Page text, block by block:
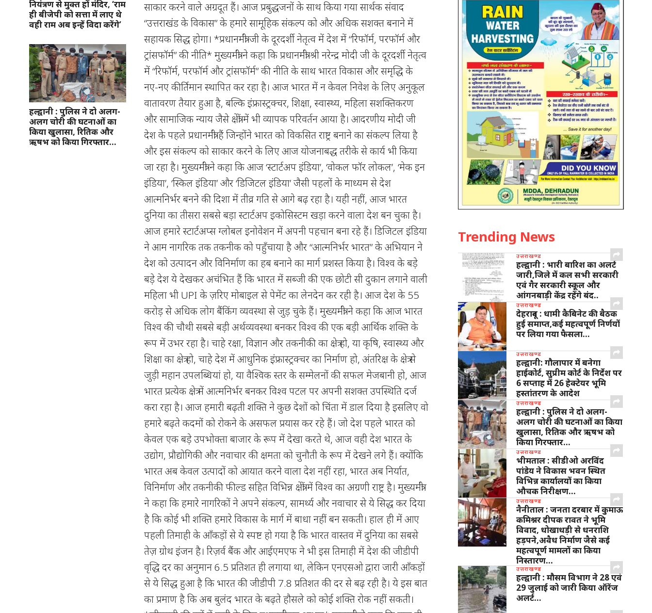
नियंत्रण से मुक्त हों मंदिर, ‘राम
ही बीजेपी को सत्ता में लाए थे
वही राम अब इन्हें विदा करेंगे’
हल्द्वानी : पुलिस ने दो अलग-
अलग चोरी की घटनाओं का
किया खुलासा, रितिक और
ऋषभ को किया गिरफ्तार…
Trending News
उत्तराखण्ड
हल्द्वानी : भारी बारिश का अलर्ट
जारी,जिले में कल सभी सरकारी
एवं गैर सरकारी स्कूल और
आंगनबाड़ी केंद्र रहेंगे बंद..
उत्तराखण्ड
देहरादून : धामी कैबिनेट की बैठक
हुई समाप्त,कई महत्वपूर्ण निर्णयों
पर लिया गया फैसला…
उत्तराखण्ड
हल्द्वानी: गौलापार में बनेगा
हाईकोर्ट, सुप्रीम कोर्ट के निर्देश पर
6 सप्ताह में 26 हेक्टेयर भूमि
हस्तांतरण के आदेश
उत्तराखण्ड
हल्द्वानी : पुलिस ने दो अलग-
अलग चोरी की घटनाओं का किया
खुलासा, रितिक और ऋषभ को
किया गिरफ्तार…
उत्तराखण्ड
भीमताल : सीडीओ अरविंद
पांडेय ने विकास भवन स्थित
विभिन्न कार्यालयों का किया
औचक निरीक्षण…
उत्तराखण्ड
नैनीताल : जनता दरबार में कुमाऊ
कमिश्नर दीपक रावत ने भूमि
विवाद, धोखाधड़ी से धनराशि
हड़पने,अवैध निर्माण जैसे कई
महत्वपूर्ण मामलों का किया
निस्तारण…
उत्तराखण्ड
हल्द्वानी : मौसम विभाग ने 28 एवं
29 जुलाई को जारी किया ऑरेंज
अलर्ट…